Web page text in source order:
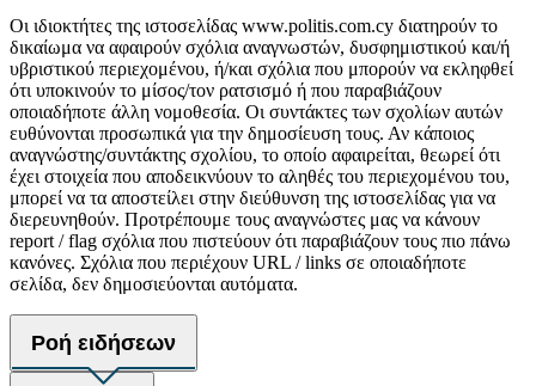
Οι ιδιοκτήτες της ιστοσελίδας www.politis.com.cy διατηρούν το
δικαίωμα να αφαιρούν σχόλια αναγνωστών, δυσφημιστικού και/ή
υβριστικού περιεχομένου, ή/και σχόλια που μπορούν να εκληφθεί
ότι υποκινούν το μίσος/τον ρατσισμό ή που παραβιάζουν
οποιαδήποτε άλλη νομοθεσία. Οι συντάκτες των σχολίων αυτών
ευθύνονται προσωπικά για την δημοσίευση τους. Αν κάποιος
αναγνώστης/συντάκτης σχολίου, το οποίο αφαιρείται, θεωρεί ότι
έχει στοιχεία που αποδεικνύουν το αληθές του περιεχομένου του,
μπορεί να τα αποστείλει στην διεύθυνση της ιστοσελίδας για να
διερευνηθούν. Προτρέπουμε τους αναγνώστες μας να κάνουν
report / flag σχόλια που πιστεύουν ότι παραβιάζουν τους πιο πάνω
κανόνες. Σχόλια που περιέχουν URL / links σε οποιαδήποτε
σελίδα, δεν δημοσιεύονται αυτόματα.
Ροή ειδήσεων